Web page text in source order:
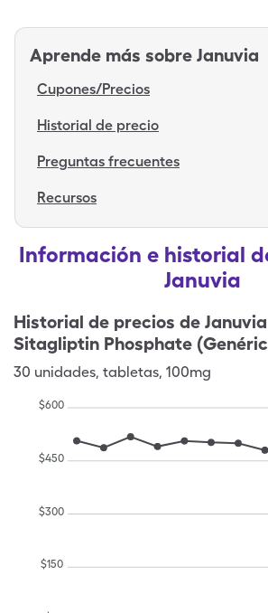
Aprende más sobre Januvia
Cupones/Precios
Historial de precio
Preguntas frecuentes
Recursos
Información e historial
Januvia
Historial de precios de
Sitagliptin Phosphate
30 unidades, tabletas, 100mg
$150
$300
$450
$600